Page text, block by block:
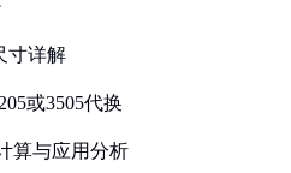
寸详解
或3505代换
算与应用分析